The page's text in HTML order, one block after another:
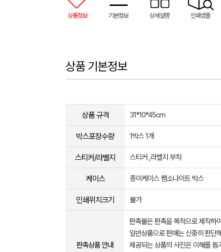
상품정보 기본정보 상세설명 인쇄샘플
상품 기본정보
상품 규격 31*10*45cm
박스포장수량 1박스 1개
스티커/라벨지 스티커 ,라벨지 부착
케이스 종이케이스 쌤소나이트 박스
인쇄위치크기 불가
판촉상품 안내
판촉물은 판촉을 목적으로 제작하
일반상품으로 판매는 신중히 판단
제공되는 상품의 사진은 이해를